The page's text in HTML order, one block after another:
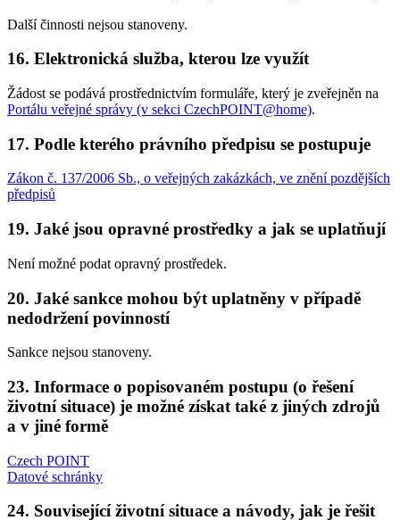
Další činnosti nejsou stanoveny.
16. Elektronická služba, kterou lze využít
Žádost se podává prostřednictvím formuláře, který je zveřejněn na
Portálu veřejné správy (v sekci CzechPOINT@home).
17. Podle kterého právního předpisu se postupuje
Zákon č. 137/2006 Sb., o veřejných zakázkách, ve znění pozdějších
předpisů
19. Jaké jsou opravné prostředky a jak se uplatňují
Není možné podat opravný prostředek.
20. Jaké sankce mohou být uplatněny v případě
nedodržení povinností
Sankce nejsou stanoveny.
23. Informace o popisovaném postupu (o řešení
životní situace) je možné získat také z jiných zdrojů
a v jiné formě
Czech POINT
Datové schránky
24. Související životní situace a návody, jak je řešit